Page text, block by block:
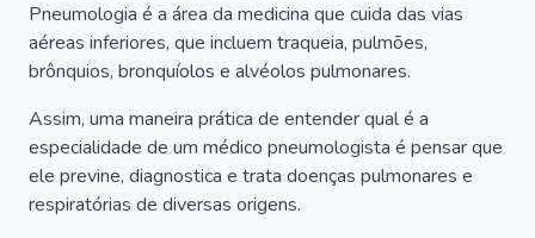
Pneumologia é a área da medicina que cuida das vias
aéreas inferiores, que incluem traqueia, pulmões,
brônquios, bronquíolos e alvéolos pulmonares.
Assim, uma maneira prática de entender qual é a
especialidade de um médico pneumologista é pensar que
ele previne, diagnostica e trata doenças pulmonares e
respiratórias de diversas origens.